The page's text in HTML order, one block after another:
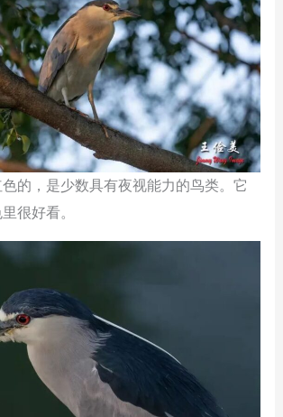
的，是少数具有夜视能力的鸟类。它
很好看。